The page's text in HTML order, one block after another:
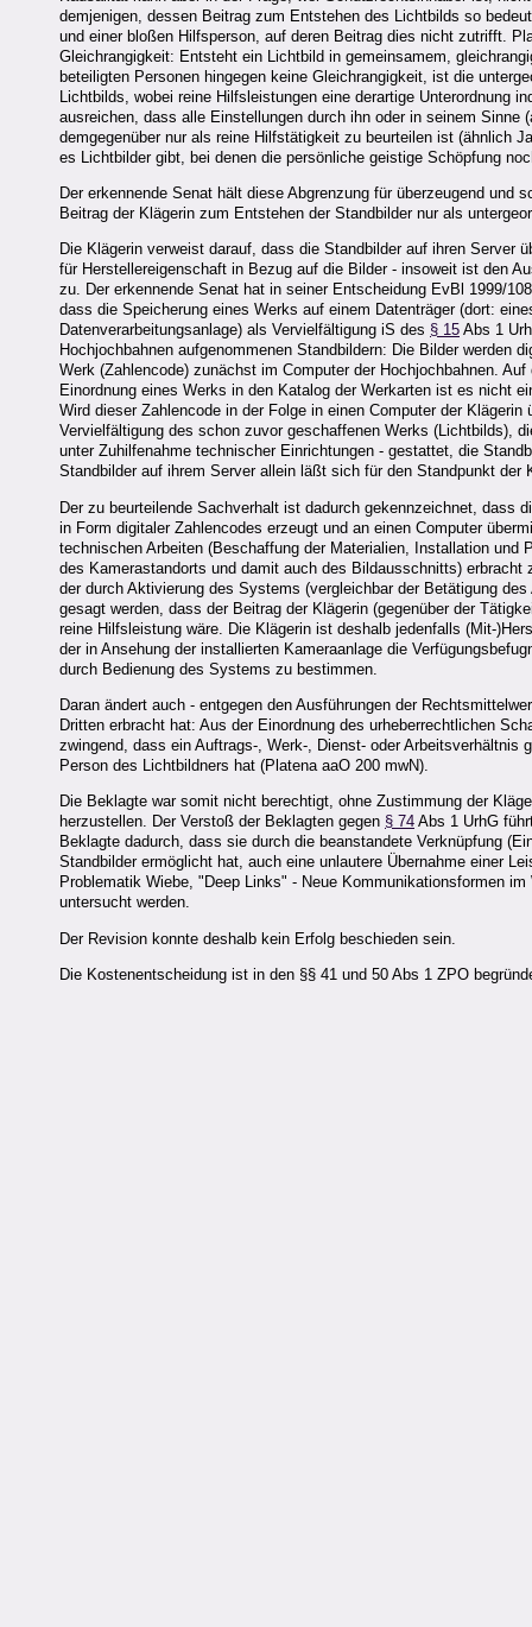
demjenigen, dessen Beitrag zum Entstehen des Lichtbilds so
und einer bloßen Hilfsperson, auf deren Beitrag dies nicht zutrifft.
Gleichrangigkeit: Entsteht ein Lichtbild in gemeinsamem,
beteiligten Personen hingegen keine Gleichrangigkeit, ist die
Lichtbilds, wobei reine Hilfsleistungen eine derartige Unterordnung
ausreichen, dass alle Einstellungen durch ihn oder in seinem
demgegenüber nur als reine Hilfstätigkeit zu beurteilen ist (ähnlich
es Lichtbilder gibt, bei denen die persönliche geistige Schöpfung
Der erkennende Senat hält diese Abgrenzung für überzeugend
Beitrag der Klägerin zum Entstehen der Standbilder nur als
Die Klägerin verweist darauf, dass die Standbilder auf ihren Server
für Herstellereigenschaft in Bezug auf die Bilder - insoweit ist den
zu. Der erkennende Senat hat in seiner Entscheidung EvBl 1999/
dass die Speicherung eines Werks auf einem Datenträger (dort:
Datenverarbeitungsanlage) als Vervielfältigung iS des § 15 Abs 1
Hochjochbahnen aufgenommenen Standbildern: Die Bilder werden
Werk (Zahlencode) zunächst im Computer der Hochjochbahnen.
Einordnung eines Werks in den Katalog der Werkarten ist es nicht
Wird dieser Zahlencode in der Folge in einen Computer der
Vervielfältigung des schon zuvor geschaffenen Werks (Lichtbilds),
unter Zuhilfenahme technischer Einrichtungen - gestattet, die
Standbilder auf ihrem Server allein läßt sich für den Standpunkt
Der zu beurteilende Sachverhalt ist dadurch gekennzeichnet, dass
in Form digitaler Zahlencodes erzeugt und an einen Computer
technischen Arbeiten (Beschaffung der Materialien, Installation
des Kamerastandorts und damit auch des Bildausschnitts)
der durch Aktivierung des Systems (vergleichbar der Betätigung
gesagt werden, dass der Beitrag der Klägerin (gegenüber der
reine Hilfsleistung wäre. Die Klägerin ist deshalb jedenfalls (Mit-
der in Ansehung der installierten Kameraanlage die
durch Bedienung des Systems zu bestimmen.
Daran ändert auch - entgegen den Ausführungen der
Dritten erbracht hat: Aus der Einordnung des urheberrechtlichen
zwingend, dass ein Auftrags-, Werk-, Dienst- oder
Person des Lichtbildners hat (Platena aaO 200 mwN).
Die Beklagte war somit nicht berechtigt, ohne Zustimmung der
herzustellen. Der Verstoß der Beklagten gegen § 74 Abs 1 UrhG
Beklagte dadurch, dass sie durch die beanstandete Verknüpfung
Standbilder ermöglicht hat, auch eine unlautere Übernahme einer
Problematik Wiebe, "Deep Links" - Neue Kommunikationsformen
untersucht werden.
Der Revision konnte deshalb kein Erfolg beschieden sein.
Die Kostenentscheidung ist in den §§ 41 und 50 Abs 1 ZPO